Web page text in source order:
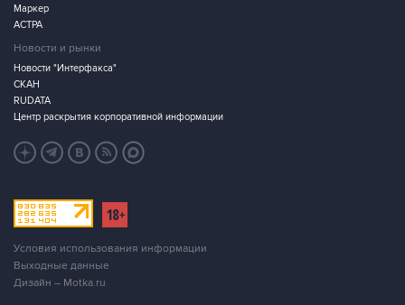
Маркер
АСТРА
Новости и рынки
Новости "Интерфакса"
СКАН
RUDATA
Центр раскрытия корпоративной информации
Условия использования информации
Выходные данные
Дизайн – Motka.ru